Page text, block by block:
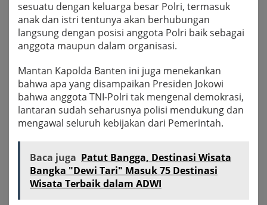
sesuatu dengan keluarga besar Polri, termasuk
anak dan istri tentunya akan berhubungan
langsung dengan posisi anggota Polri baik sebagai
anggota maupun dalam organisasi.
Mantan Kapolda Banten ini juga menekankan
bahwa apa yang disampaikan Presiden Jokowi
bahwa anggota TNI-Polri tak mengenal demokrasi,
lantaran sudah seharusnya polisi mendukung dan
mengawal seluruh kebijakan dari Pemerintah.
Baca juga Patut Bangga, Destinasi Wisata
Bangka "Dewi Tari" Masuk 75 Destinasi
Wisata Terbaik dalam ADWI